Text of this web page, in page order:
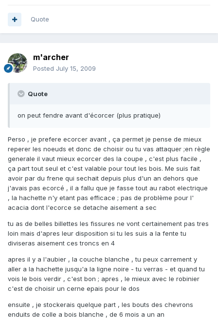
Quote
m'archer
Posted July 15, 2009
Quote
on peut fendre avant d'écorcer (plus pratique)
Perso , je prefere ecorcer avant , ça permet je pense de mieux
reperer les noeuds et donc de choisir ou tu vas attaquer ;en règle
generale il vaut mieux ecorcer des la coupe , c'est plus facile ,
ça part tout seul et c'est valable pour tout les bois. Me suis fait
avoir par du frene qui sechait depuis plus d'un an dehors que
j'avais pas ecorcé , il a fallu que je fasse tout au rabot electrique
, la hachette n'y etant pas efficace ; pas de problème pour l'
acacia dont l'ecorce se detache aisement a sec
tu as de belles billettes les fissures ne vont certainement pas tres
loin mais d'apres leur disposition si tu les suis a la fente tu
diviseras aisement ces troncs en 4
apres il y a l'aubier , la couche blanche , tu peux carrement y
aller a la hachette jusqu'a la ligne noire - tu verras - et quand tu
vois le bois verdir , c'est bon ; apres , le mieux avec le robinier
c'est de choisir un cerne epais pour le dos
ensuite , je stockerais quelque part , les bouts des chevrons
enduits de colle a bois blanche , de 6 mois a un an